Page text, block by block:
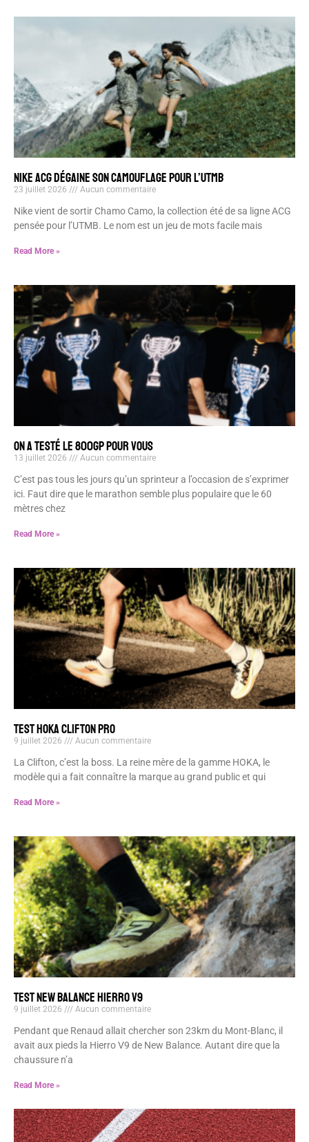
NIKE ACG DÉGAINE SON CAMOUFLAGE POUR L’UTMB
23 juillet 2026 Aucun commentaire
Nike vient de sortir Chamo Camo, la collection été de sa ligne ACG
pensée pour l’UTMB. Le nom est un jeu de mots facile mais
Read More »
ON A TESTÉ LE 800GP POUR VOUS
13 juillet 2026 Aucun commentaire
C’est pas tous les jours qu’un sprinteur a l’occasion de s’exprimer
ici. Faut dire que le marathon semble plus populaire que le 60
mètres chez
Read More »
TEST HOKA CLIFTON PRO
9 juillet 2026 Aucun commentaire
La Clifton, c’est la boss. La reine mère de la gamme HOKA, le
modèle qui a fait connaître la marque au grand public et qui
Read More »
TEST NEW BALANCE HIERRO V9
9 juillet 2026 Aucun commentaire
Pendant que Renaud allait chercher son 23km du Mont-Blanc, il
avait aux pieds la Hierro V9 de New Balance. Autant dire que la
chaussure n’a
Read More »